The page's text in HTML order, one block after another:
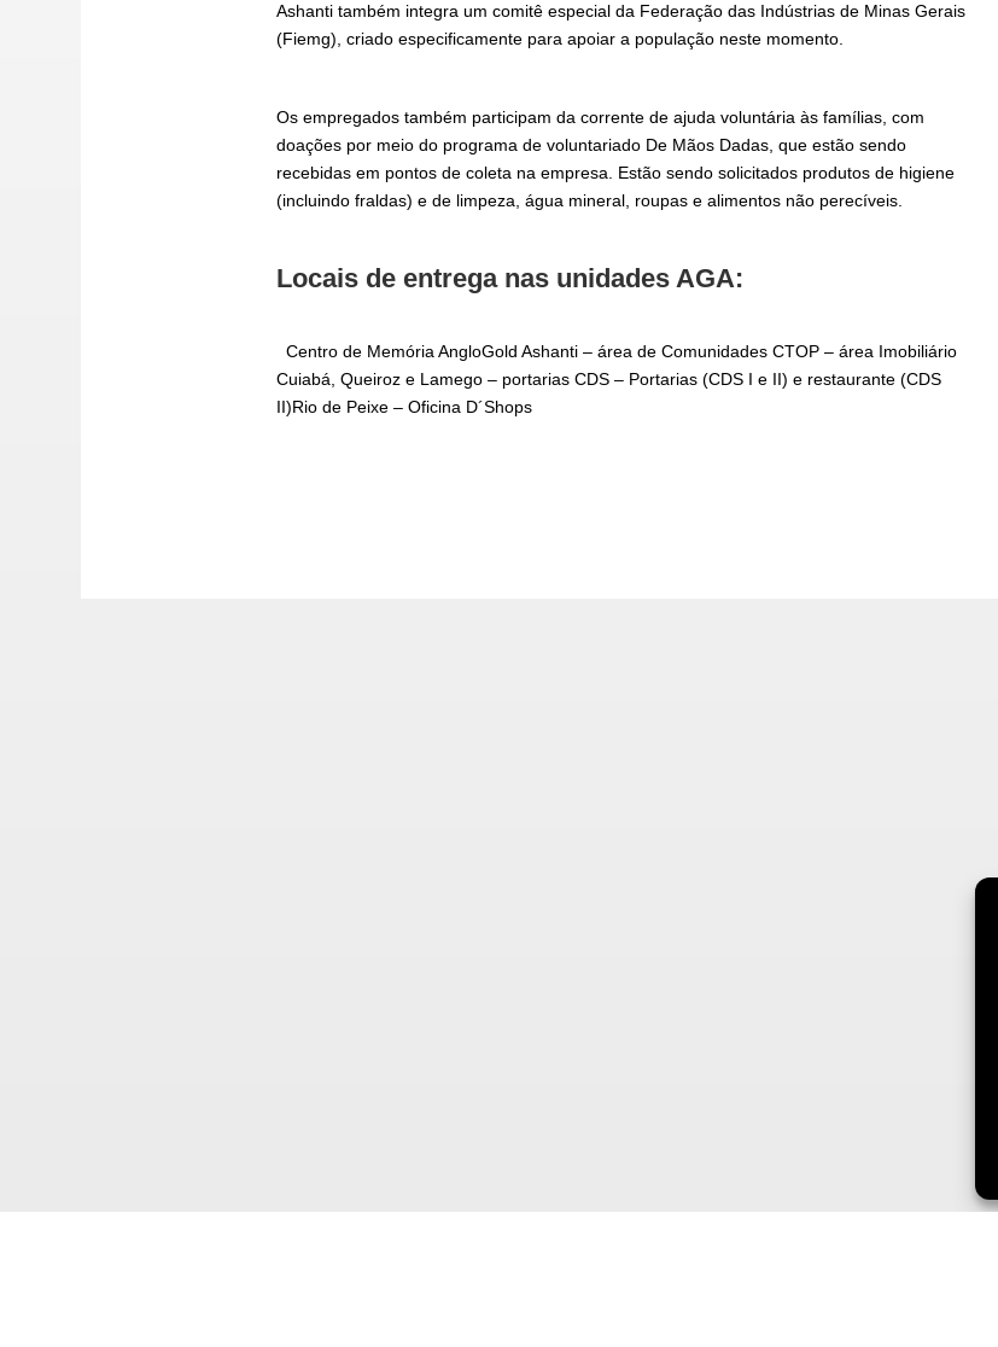
Ashanti também integra um comitê especial da Federação das Indústrias de Minas Gerais
(Fiemg), criado especificamente para apoiar a população neste momento.
Os empregados também participam da corrente de ajuda voluntária às famílias, com
doações por meio do programa de voluntariado De Mãos Dadas, que estão sendo
recebidas em pontos de coleta na empresa. Estão sendo solicitados produtos de higiene
(incluindo fraldas) e de limpeza, água mineral, roupas e alimentos não perecíveis.
Locais de entrega nas unidades AGA:
Centro de Memória AngloGold Ashanti – área de Comunidades CTOP – área Imobiliário
Cuiabá, Queiroz e Lamego – portarias CDS – Portarias (CDS I e II) e restaurante (CDS
II)Rio de Peixe – Oficina D´Shops